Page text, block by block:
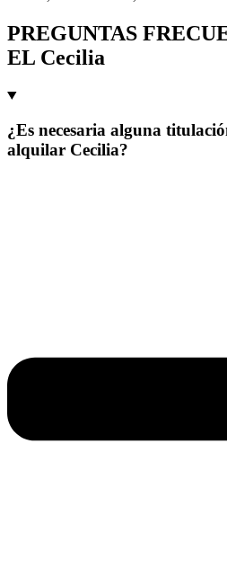
PREGUNTAS
EL Cecilia
¿Es necesaria alguna
alquilar Cecilia?